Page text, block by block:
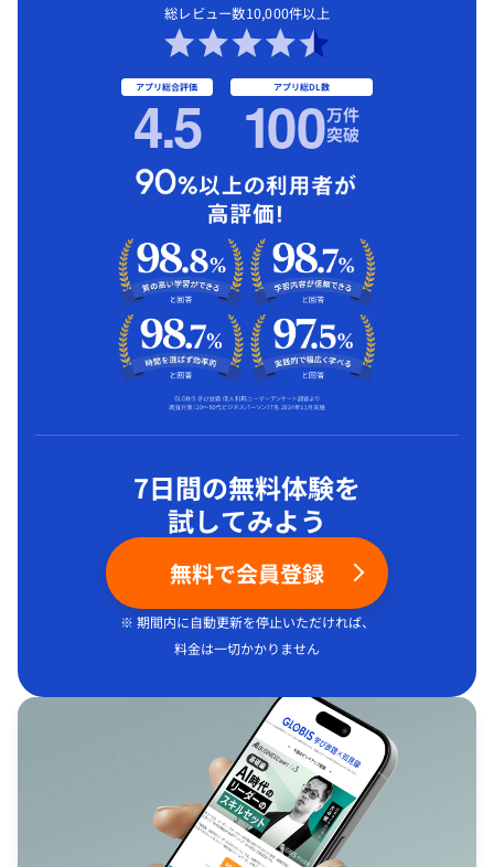
総レビュー数10,000件以上
アプリ総合評価
4.5 アプリ総DL数
100万件
突破
7日間の無料体験を
試してみよう
無料で会員登録
※ 期間内に自動更新を停止いただければ、
料金は一切かかりません